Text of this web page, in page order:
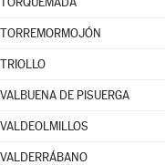
TORREMORMOJÓN
TRIOLLO
VALBUENA DE PISUERGA
VALDEOLMILLOS
VALDERRÁBANO